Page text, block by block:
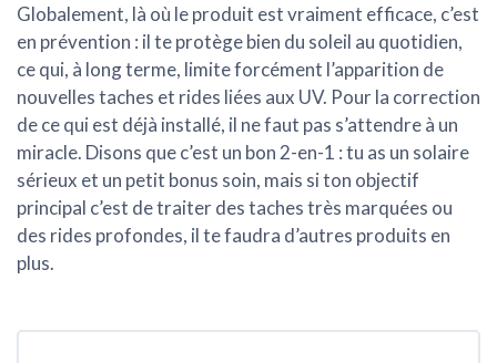
Globalement, là où le produit est vraiment efficace, c’est
en prévention : il te protège bien du soleil au quotidien,
ce qui, à long terme, limite forcément l’apparition de
nouvelles taches et rides liées aux UV. Pour la correction
de ce qui est déjà installé, il ne faut pas s’attendre à un
miracle. Disons que c’est un bon 2-en-1 : tu as un solaire
sérieux et un petit bonus soin, mais si ton objectif
principal c’est de traiter des taches très marquées ou
des rides profondes, il te faudra d’autres produits en
plus.